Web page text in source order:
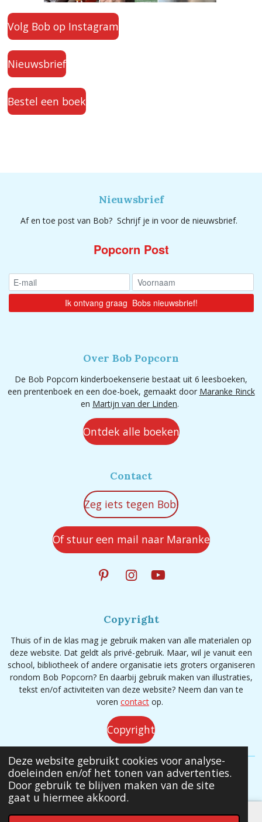
Deze website gebruikt cookies voor analyse-
doeleinden en/of het tonen van advertenties.
Door gebruik te blijven maken van de site
gaat u hiermee akkoord.
Volg Bob op Instagram
Nieuwsbrief
Bestel een boek
Nieuwsbrief
Af en toe post van Bob? Schrijf je in voor de nieuwsbrief.
Popcorn Post
Over Bob Popcorn
De Bob Popcorn kinderboekenserie bestaat uit 6 leesboeken,
een prentenboek en een doe-boek, gemaakt door Maranke Rinck
en Martijn van der Linden.
Ontdek alle boeken
Contact
Zeg iets tegen Bob!
Of stuur een mail naar Maranke
P
t
r
e
s
t
I
t
g
r
a
m
Y
T
b
e
Copyright
Thuis of in de klas mag je gebruik maken van alle materialen op
deze website. Dat geldt als privé-gebruik. Maar, wil je vanuit een
school, bibliotheek of andere organisatie iets groters organiseren
rondom Bob Popcorn? En daarbij gebruik maken van illustraties,
tekst en/of activiteiten van deze website? Neem dan van te
voren contact op.
Copyright
© 2020 - 2026 Bob Popcorn